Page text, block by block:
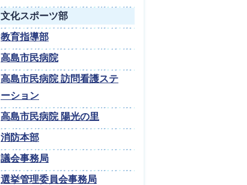
文化スポーツ部
教育指導部
高島市民病院
高島市民病院 訪問看護ステ
ーション
高島市民病院 陽光の里
消防本部
議会事務局
選挙管理委員会事務局